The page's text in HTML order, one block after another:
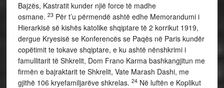
Bajzës, Kastratit kunder njië force të madhe
osmane. 23Për t’u përmendë ashtë edhe Memorandumi i
Hierarkisë së kishës katolike shqiptare të 2 korrikut 1919,
dergue Kryesisë se Konferencës se Paqës në Paris kundër
copëtimit te tokave shqiptare, e ku ashtë nënshkrimi i
famullitarit të Shkrelit, Dom Frano Karma bashkangjitun me
firmën e bajraktarit te Shkrelit, Vate Marash Dashi, me
gjithë 106 kryefamiljarëve shkrelas. 24Në luftën e Koplikut